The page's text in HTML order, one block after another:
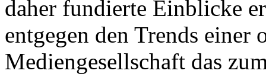
daher fundierte Einblicke
entgegen den Trends einer
Mediengesellschaft das